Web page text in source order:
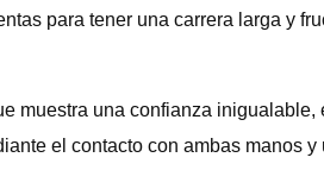
para tener una carrera larga y
muestra una confianza inigualable,
el contacto con ambas manos y